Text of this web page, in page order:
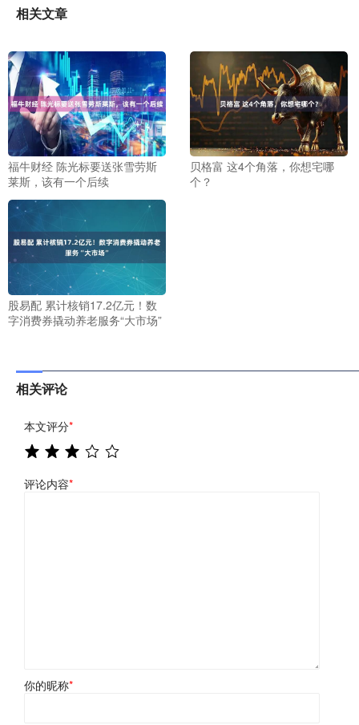
相关文章
福牛财经 陈光标要送张雪劳斯
莱斯，该有一个后续
贝格富 这4个角落，你想宅哪
个？
股易配 累计核销17.2亿元！数
字消费券撬动养老服务“大市场”
相关评论
本文评分*
评论内容*
你的昵称*